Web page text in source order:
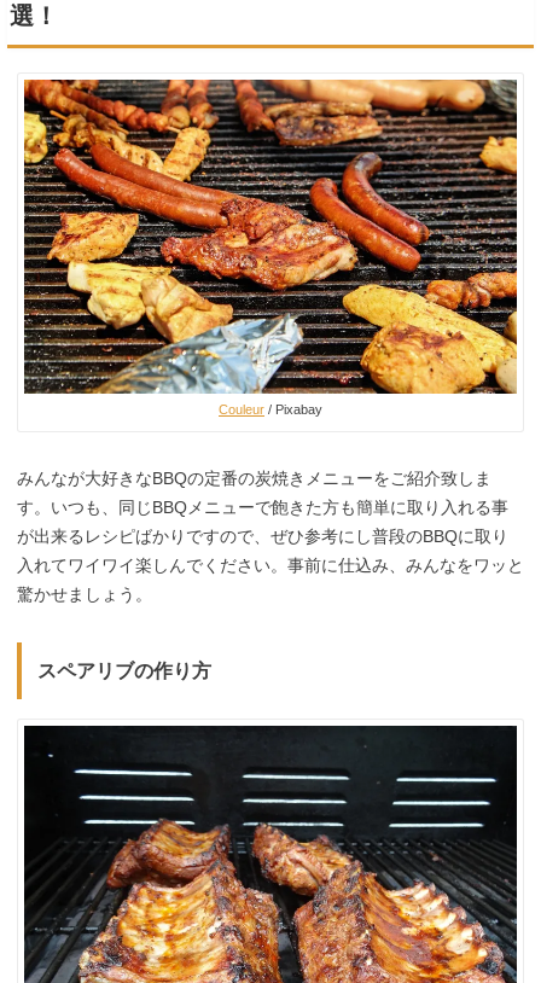
選！
Couleur / Pixabay
みんなが大好きなBBQの定番の炭焼きメニューをご紹介致しま
す。いつも、同じBBQメニューで飽きた方も簡単に取り入れる事
が出来るレシピばかりですので、ぜひ参考にし普段のBBQに取り
入れてワイワイ楽しんでください。事前に仕込み、みんなをワッと
驚かせましょう。
スペアリブの作り方